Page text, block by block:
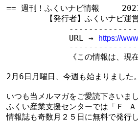
== 週刊！ふくいナビ情報　
【発行者】ふくいナビ運
URL →
https://
《この情報は、現在1,955
2月6日月曜日、今週も始まりました。
いつも当メルマガをご愛読下さいま
ふくい産業支援センターでは「Ｆ−
情報誌も奇数月２５日に無料で発行